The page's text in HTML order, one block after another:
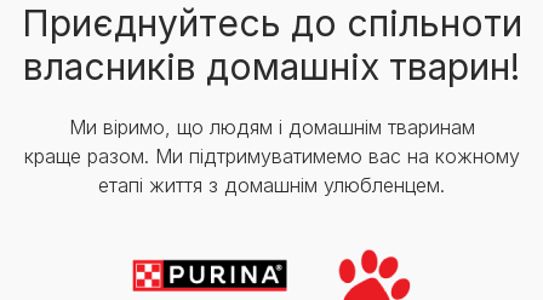
Приєднуйтесь до спільноти
власників домашніх тварин!
Ми віримо, що людям і домашнім тваринам
краще разом. Ми підтримуватимемо вас на кожному
етапі життя з домашнім улюбленцем.